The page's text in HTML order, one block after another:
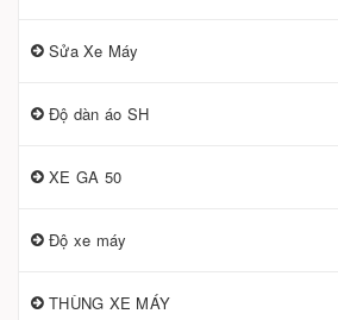
Sửa Xe Máy
Độ dàn áo SH
XE GA 50
Độ xe máy
THÙNG XE MÁY